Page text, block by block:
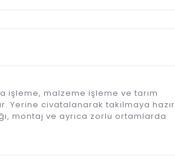
işleme, malzeme işleme ve tarım
Yerine civatalanarak takılmaya hazır
montaj ve ayrıca zorlu ortamlarda